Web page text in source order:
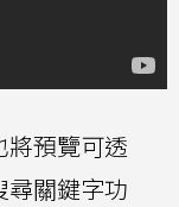
將預覽可透
尋關鍵字功